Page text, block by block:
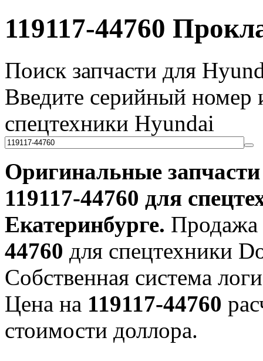
119117-44760
Поиск запчасти для
Введите серийный номер
спецтехники Hyundai
Оригинальные
119117-44760 для
Екатеринбурге. Продажа
44760 для спецтехники
Собственная система
Цена на 119117-44760
стоимости доллора.